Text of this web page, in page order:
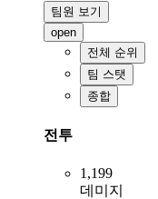
팀원 보기
open
전체 순위
팀 스탯
종합
전투
1,199
데미지